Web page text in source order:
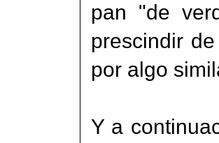
pan "de
prescindir
por algo
Y a